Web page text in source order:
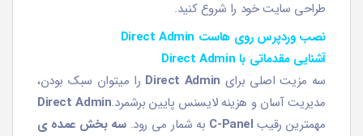
طراحی سایت خود را شروع کنید.
نصب وردپرس روی هاست Direct Admin
آشنایی مقدماتی با Direct Admin
سه مزیت اصلی برای Direct Admin را میتوان سبک بودن،
مدیریت آسان و هزینه لایسنس پایین برشمرد.Direct Admin
مهمترین رقیب C-Panel به شمار می رود.سه بخش عمده ی